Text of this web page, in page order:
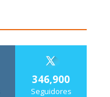
346,900
Seguidores